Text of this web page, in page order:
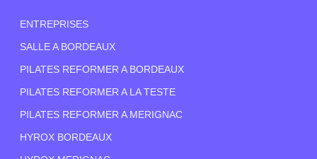
ENTREPRISES
SALLE A BORDEAUX
PILATES REFORMER A BORDEAUX
PILATES REFORMER A LA TESTE
PILATES REFORMER A MERIGNAC
HYROX BORDEAUX